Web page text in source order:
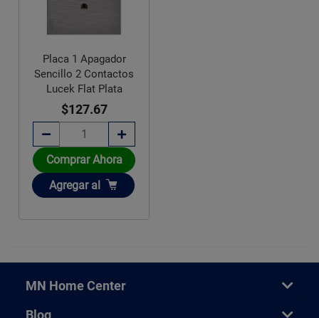
Placa 1 Apagador
Sencillo 2 Contactos
Lucek Flat Plata
$127.67
Comprar Ahora
Añadir
Agregar al
MN Home Center
Blog